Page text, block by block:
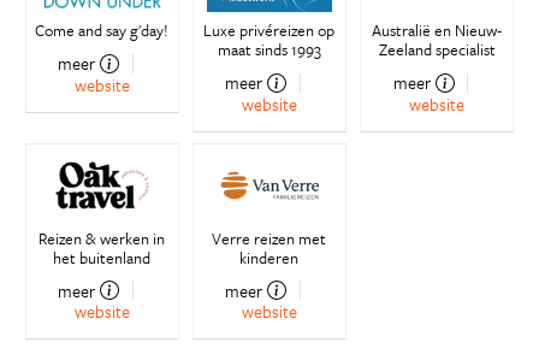
Come and say g'day!
meer
website
Luxe privéreizen op
maat sinds 1993
meer
website
Australië en Nieuw-
Zeeland specialist
meer
website
Reizen & werken in
het buitenland
meer
website
Verre reizen met
kinderen
meer
website